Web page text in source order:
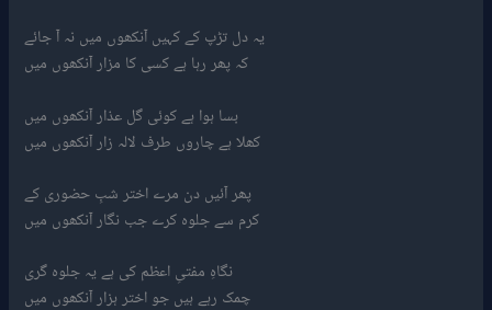
یہ دل تڑپ کے کہیں آنکھوں میں نہ آ جائے
کہ پھر رہا ہے کسی کا مزار آنکھوں میں
بسا ہوا ہے کوئی گل عذار آنکھوں میں
کھلا ہے چاروں طرف لالہ زار آنکھوں میں
پھر آئیں دن مرے اختر شبِ حضوری کے
کرم سے جلوہ کرے جب نگار آنکھوں میں
نگاہِ مفتیِ اعظم کی ہے یہ جلوہ گری
چمک رہے ہیں جو اختر ہزار آنکھوں میں